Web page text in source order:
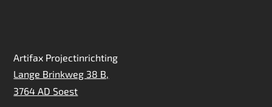
Artifax Projectinrichting
Lange Brinkweg 38 B,
3764 AD Soest